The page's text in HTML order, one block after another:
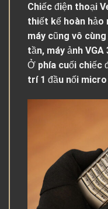
Chiếc điện thoại
thiết kế hoàn hảo
máy cũng vô
tần, máy ảnh
Ở phía cuối chiếc
trí 1 đầu nối